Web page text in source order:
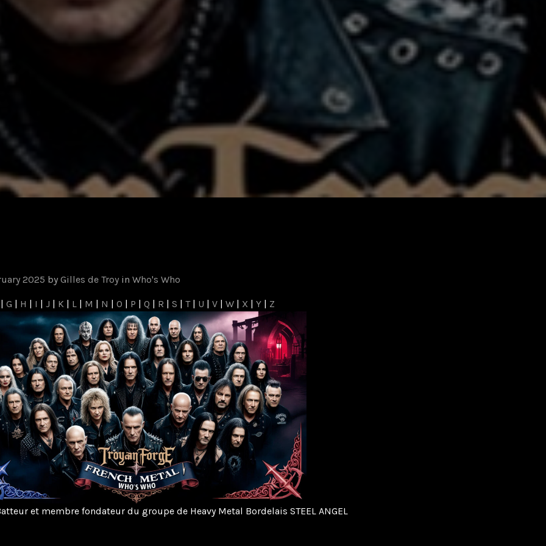
2025 by Gilles de Troy in Who's Who
G | H | I | J | K | L | M | N | O | P | Q | R | S | T| U | V | W | X | Y | Z
et membre fondateur du groupe de Heavy Metal Bordelais STEEL ANGEL